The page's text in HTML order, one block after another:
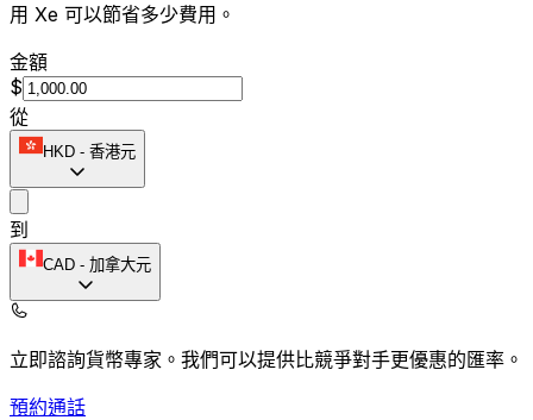
用 Xe 可以節省多少費用。
金額
$
從
HKD - 香港元
到
CAD - 加拿大元
立即諮詢貨幣專家。 我們可以提供比競爭對手更優惠的匯率。
預約通話